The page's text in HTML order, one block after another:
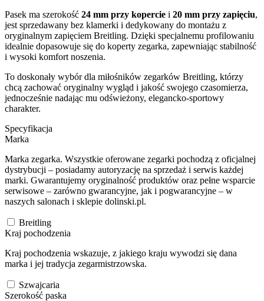
Pasek ma szerokość 24 mm przy kopercie i 20 mm przy zapięciu,
jest sprzedawany bez klamerki i dedykowany do montażu z
oryginalnym zapięciem Breitling. Dzięki specjalnemu profilowaniu
idealnie dopasowuje się do koperty zegarka, zapewniając stabilność
i wysoki komfort noszenia.
To doskonały wybór dla miłośników zegarków Breitling, którzy
chcą zachować oryginalny wygląd i jakość swojego czasomierza,
jednocześnie nadając mu odświeżony, elegancko-sportowy
charakter.
Specyfikacja
Marka
Marka zegarka. Wszystkie oferowane zegarki pochodzą z oficjalnej
dystrybucji – posiadamy autoryzację na sprzedaż i serwis każdej
marki. Gwarantujemy oryginalność produktów oraz pełne wsparcie
serwisowe – zarówno gwarancyjne, jak i pogwarancyjne – w
naszych salonach i sklepie dolinski.pl.
Breitling
Kraj pochodzenia
Kraj pochodzenia wskazuje, z jakiego kraju wywodzi się dana
marka i jej tradycja zegarmistrzowska.
Szwajcaria
Szerokość paska